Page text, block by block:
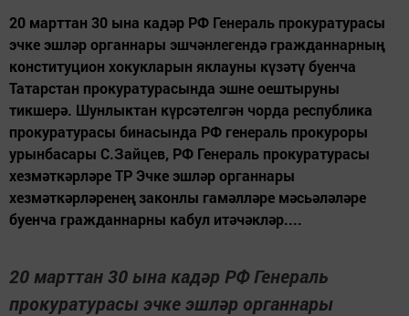
20 марттан 30 ына кадәр РФ Генераль прокуратурасы
эчке эшләр органнары эшчәнлегендә гражданнарның
конституцион хокукларын яклауны күзәтү буенча
Татарстан прокуратурасында эшне оештыруны
тикшерә. Шунлыктан күрсәтелгән чорда республика
прокуратурасы бинасында РФ генераль прокуроры
урынбасары С.Зайцев, РФ Генераль прокуратурасы
хезмәткәрләре ТР Эчке эшләр органнары
хезмәткәрләренең законлы гамәлләре мәсьәләләре
буенча гражданнарны кабул итәчәкләр....
20 марттан 30 ына кадәр РФ Генераль
прокуратурасы эчке эшләр органнары